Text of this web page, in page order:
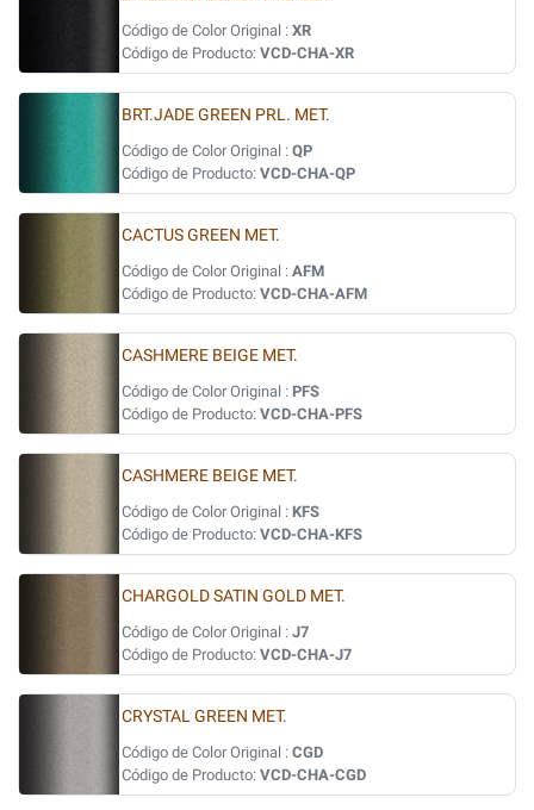
Código de Color Original : XR
Código de Producto: VCD-CHA-XR
BRT.JADE GREEN PRL. MET.
Código de Color Original : QP
Código de Producto: VCD-CHA-QP
CACTUS GREEN MET.
Código de Color Original : AFM
Código de Producto: VCD-CHA-AFM
CASHMERE BEIGE MET.
Código de Color Original : PFS
Código de Producto: VCD-CHA-PFS
CASHMERE BEIGE MET.
Código de Color Original : KFS
Código de Producto: VCD-CHA-KFS
CHARGOLD SATIN GOLD MET.
Código de Color Original : J7
Código de Producto: VCD-CHA-J7
CRYSTAL GREEN MET.
Código de Color Original : CGD
Código de Producto: VCD-CHA-CGD